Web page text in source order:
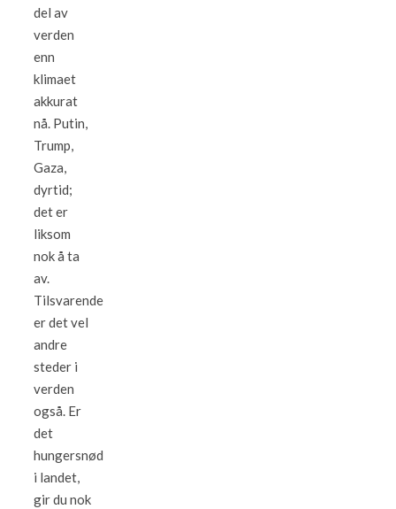
del av
verden
enn
klimaet
akkurat
nå. Putin,
Trump,
Gaza,
dyrtid;
det er
liksom
nok å ta
av.
Tilsvarende
er det vel
andre
steder i
verden
også. Er
det
hungersnød
i landet,
gir du nok